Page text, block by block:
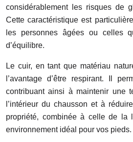
considérablement les risques de
Cette caractéristique est
les personnes âgées ou celles
d’équilibre.
Le cuir, en tant que matériau
l’avantage d’être respirant. Il
contribuant ainsi à maintenir une
l’intérieur du chausson et à
propriété, combinée à celle de la
environnement idéal pour vos pieds.